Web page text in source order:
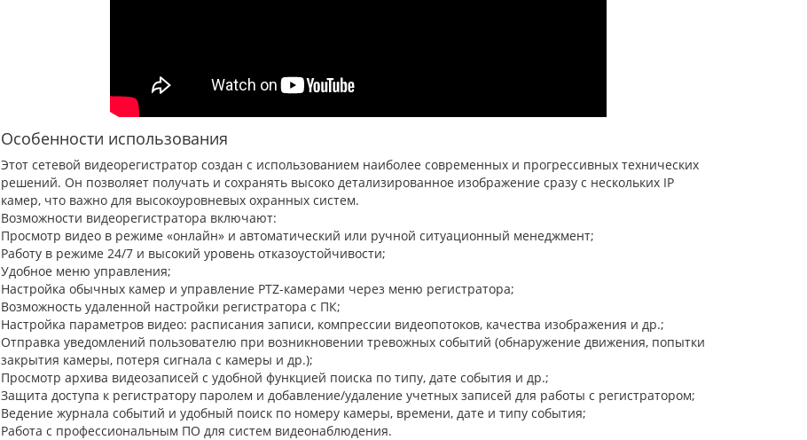
Особенности использования
Этот сетевой видеорегистратор создан с использованием наиболее современных и прогрессивных технических
решений. Он позволяет получать и сохранять высоко детализированное изображение сразу с нескольких IP
камер, что важно для высокоуровневых охранных систем.
Возможности видеорегистратора включают:
Просмотр видео в режиме «онлайн» и автоматический или ручной ситуационный менеджмент;
Работу в режиме 24/7 и высокий уровень отказоустойчивости;
Удобное меню управления;
Настройка обычных камер и управление PTZ-камерами через меню регистратора;
Возможность удаленной настройки регистратора с ПК;
Настройка параметров видео: расписания записи, компрессии видеопотоков, качества изображения и др.;
Отправка уведомлений пользователю при возникновении тревожных событий (обнаружение движения, попытки
закрытия камеры, потеря сигнала с камеры и др.);
Просмотр архива видеозаписей с удобной функцией поиска по типу, дате события и др.;
Защита доступа к регистратору паролем и добавление/удаление учетных записей для работы с регистратором;
Ведение журнала событий и удобный поиск по номеру камеры, времени, дате и типу события;
Работа с профессиональным ПО для систем видеонаблюдения.